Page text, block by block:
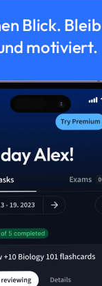
Blick. Bleib
motiviert.